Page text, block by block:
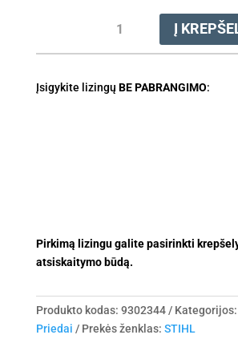
kiekis:
Valas
3.0mm
Į
Įsigykite lizingų BE PABRANGIMO:
Pirkimą lizingu galite pasirinkti
atsiskaitymo būdą.
Produkto kodas: 9302344 Kategorijos:
Priedai
Prekės ženklas: STIHL